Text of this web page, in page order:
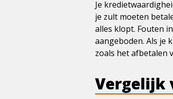
Je
je zult moeten
alles klopt. Fouten
aangeboden. Als je
zoals het afbetalen
Vergelijk